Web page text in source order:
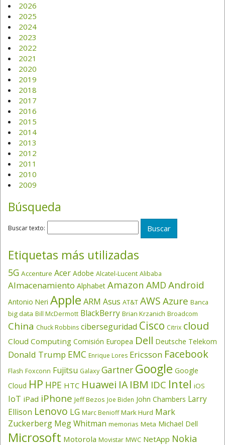
2026
2025
2024
2023
2022
2021
2020
2019
2018
2017
2016
2015
2014
2013
2012
2011
2010
2009
Búsqueda
Buscar texto:
Etiquetas más utilizadas
5G Accenture Acer Adobe Alcatel-Lucent Alibaba
Almacenamiento Alphabet Amazon AMD Android
Antonio Neri Apple ARM Asus AT&T AWSAzure Banca
big data Bill McDermott BlackBerry Brian Krzanich Broadcom
China Chuck Robbins ciberseguridad Cisco Citrix cloud
Cloud Computing Comisión Europea Dell Deutsche Telekom
Donald Trump EMC Enrique Lores Ericsson Facebook
Flash Foxconn Fujitsu Galaxy Gartner Google Google
Cloud HP HPE HTC Huawei IA IBM IDC Intel iOS
IoT iPad iPhone Jeff Bezos Joe Biden John Chambers Larry
Ellison Lenovo LG Marc Benioff Mark Hurd Mark
Zuckerberg Meg Whitman memorias Meta Michael Dell
Microsoft Motorola Movistar MWC NetApp Nokia